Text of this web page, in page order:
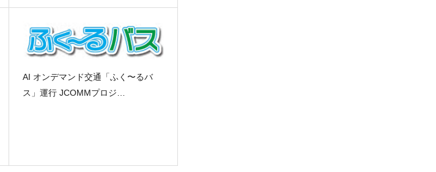
AI オンデマンド交通「ふく〜るバ
ス」運行 JCOMMプロジ…